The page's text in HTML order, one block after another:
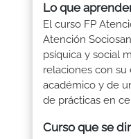
Lo que
El curso FP
Atención
psíquica y social
relaciones con su
académico y de
de prácticas en
Curso que se